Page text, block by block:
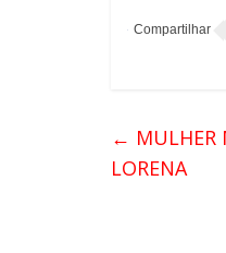
← MULHER
LORENA